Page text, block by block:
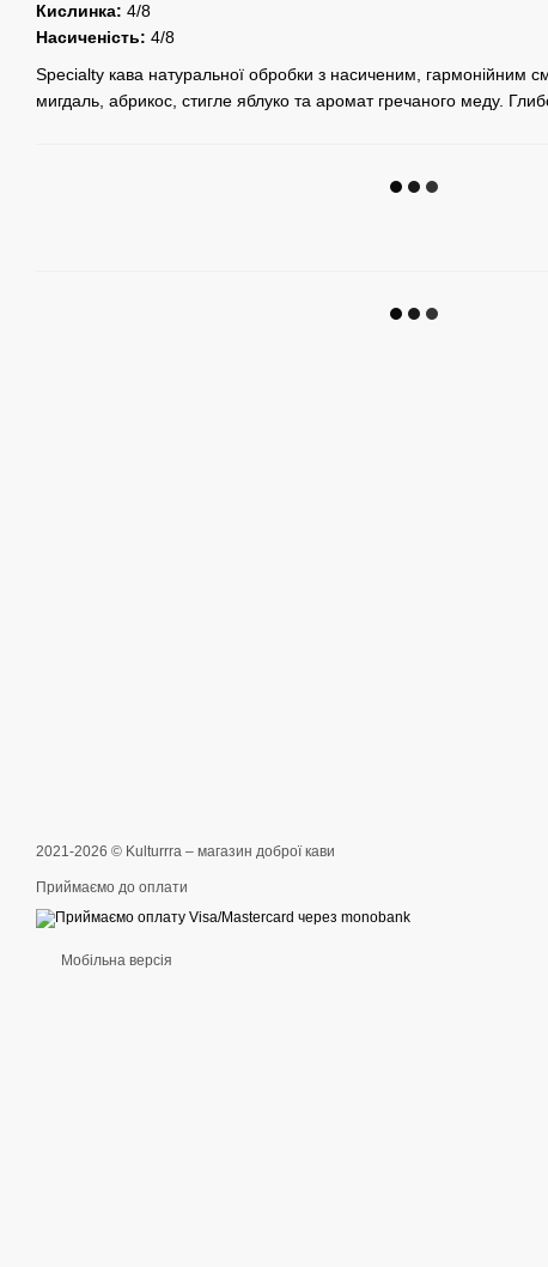
Кислинка: 4/8
Насиченість: 4/8
Specialty кава натуральної обробки з насиченим, гармонійним
мигдаль, абрикос, стигле яблуко та аромат гречаного меду.
2021-2026 © Kulturrra – магазин доброї кави
Приймаємо до оплати
Мобільна версія